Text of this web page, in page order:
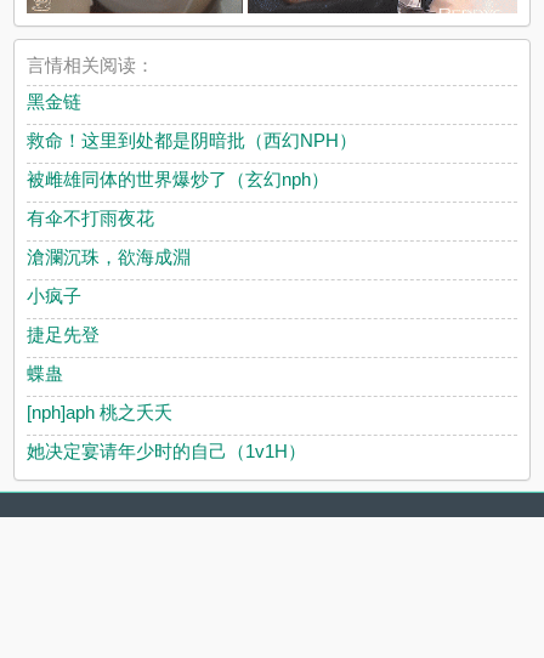
言情相关阅读：
黑金链
救命！这里到处都是阴暗批（西幻NPH）
被雌雄同体的世界爆炒了（玄幻nph）
有伞不打雨夜花
滄瀾沉珠，欲海成淵
小疯子
捷足先登
蝶蛊
[nph]aph 桃之夭夭
她决定宴请年少时的自己（1v1H）